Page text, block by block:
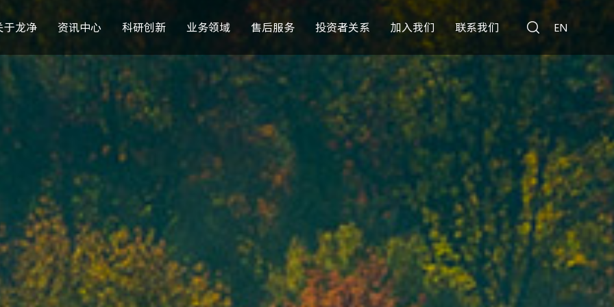
EN
于龙净 资讯中心 科研创新 业务领域 售后服务 投资者关系 加入我们 联系我们